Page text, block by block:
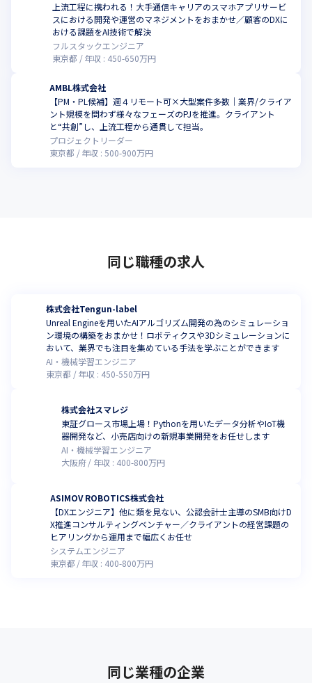
上流工程に携われる！大手通信キャリアのスマホアプリサービ
スにおける開発や運営のマネジメントをおまかせ／顧客のDXに
おける課題をAI技術で解決
フルスタックエンジニア
東京都
年収 : 450-650万円
AMBL株式会社
【PM・PL候補】週４リモート可×大型案件多数｜業界/クライア
ント規模を問わず様々なフェーズのPJを推進。クライアント
と“共創”し、上流工程から通貫して担当。
プロジェクトリーダー
東京都
年収 :500-900万円
同じ職種の求人
株式会社Tengun-label
Unreal Engineを用いたAIアルゴリズム開発の為のシミュレーショ
ン環境の構築をおまかせ！ロボティクスや3Dシミュレーションに
おいて、業界でも注目を集めている手法を学ぶことができます
AI・機械学習エンジニア
東京都
年収 : 450-550万円
株式会社スマレジ
東証グロース市場上場！Pythonを用いたデータ分析やIoT機
器開発など、小売店向けの新規事業開発をお任せします
AI・機械学習エンジニア
大阪府
年収 : 400-800万円
ASIMOV ROBOTICS株式会社
【DXエンジニア】他に類を見ない、公認会計士主導のSMB向けD
X推進コンサルティングベンチャー／クライアントの経営課題の
ヒアリングから運用まで幅広くお任せ
システムエンジニア
東京都
年収 : 400-800万円
同じ業種の企業